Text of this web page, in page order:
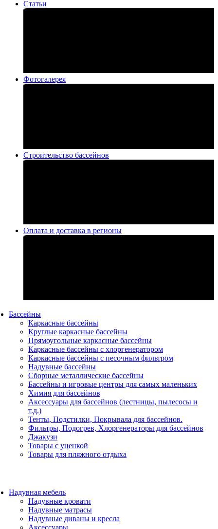
Статьи
Фотогалерея
Строительство бассейнов
Оплата и доставка в регионы
Бассейны
Каркасные бассейны
Круглые каркасные бассейны
Прямоугольные каркасные бассейны
Каркасные бассейны с хлоргенератором
Каркасные бассейны с песочным фильтром
Надувные бассейны
Сборные металлические бассейны
Бассейны и игровые центры для самых маленьких
Химия для бассейнов
Аксессуары для бассейнов (лестницы, пылесосы и
т.д.)
Тенты, Подстилки, Покрывала для бассейнов.
Фильтры, Подогрев, Хлоргенераторы для бассейнов
Джакузи
Товары с уценкой
Товары для пляжного отдыха
Надувная мебель
Надувные кровати
Надувные матрасы
Надувные диваны и кресла
Аксессуары